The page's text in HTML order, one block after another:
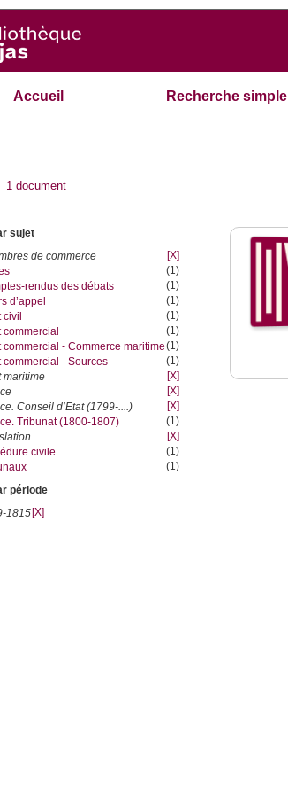
Accueil Recherche simple
1 document
sujet
de commerce
[X]
(1)
rendus des débats
(1)
d’appel
(1)
civil
(1)
commercial
(1)
commercial - Commerce maritime(1)
commercial - Sources
(1)
maritime
[X]
[X]
Conseil d’Etat (1799-....)
[X]
Tribunat (1800-1807)
(1)
[X]
civile
(1)
(1)
période
1815[X]